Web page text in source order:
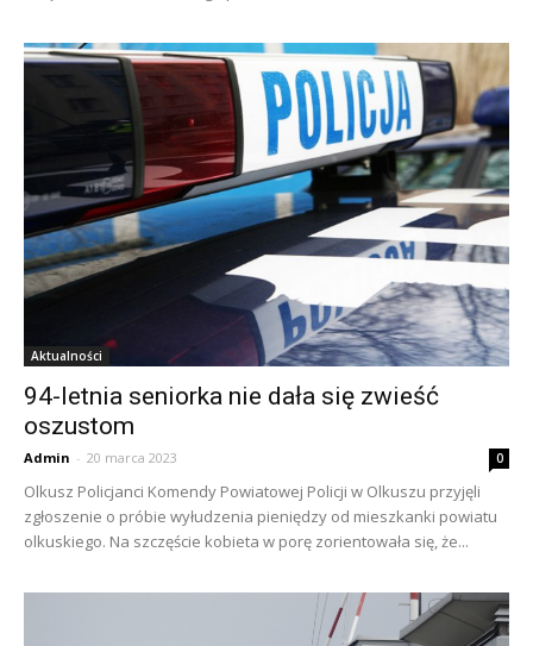
Aktualności
94-letnia seniorka nie dała się zwieść
oszustom
Admin - 20 marca 2023 0
Olkusz Policjanci Komendy Powiatowej Policji w Olkuszu przyjęli
zgłoszenie o próbie wyłudzenia pieniędzy od mieszkanki powiatu
olkuskiego. Na szczęście kobieta w porę zorientowała się, że...